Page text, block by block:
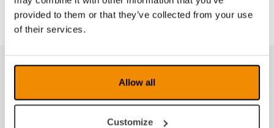
provided to them or that they’ve collected from your use
of their services.
Allow all
Customize
Produkter fra samme kategori